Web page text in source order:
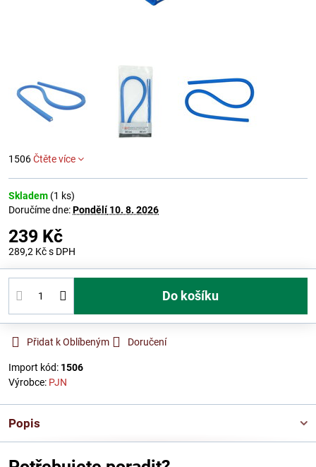
1506Čtěte více
Skladem (1 ks)
Doručíme dne:Pondělí10. 8. 2026
239 Kč
289,2 Kčs DPH
Do košíku
Přidat k Oblíbeným Doručení
Import kód: 1506
Výrobce: PJN
Popis